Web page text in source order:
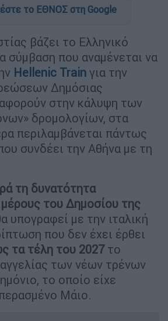
το ΕΘΝΟΣ στη Google
βάζει το Ελληνικό
σύμβαση που αναμένεται να
Hellenic Train για την
Δημόσιας
στην κάλυψη των
δρομολογίων, στα
περιλαμβάνεται πάντως
συνδέει την Αθήνα με τη
τη δυνατότητα
μέρους του Δημοσίου της
υπογραφεί με την ιταλική
που δεν έχει έρθει
τα τέλη του 2027το
των νέων τρένων
το οποίο είχε
Μάιο.